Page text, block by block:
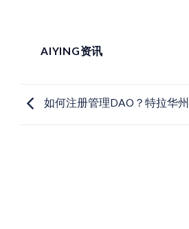
AIYING资讯
如何注册管理DAO？特拉华